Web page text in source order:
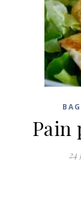
Pain
24